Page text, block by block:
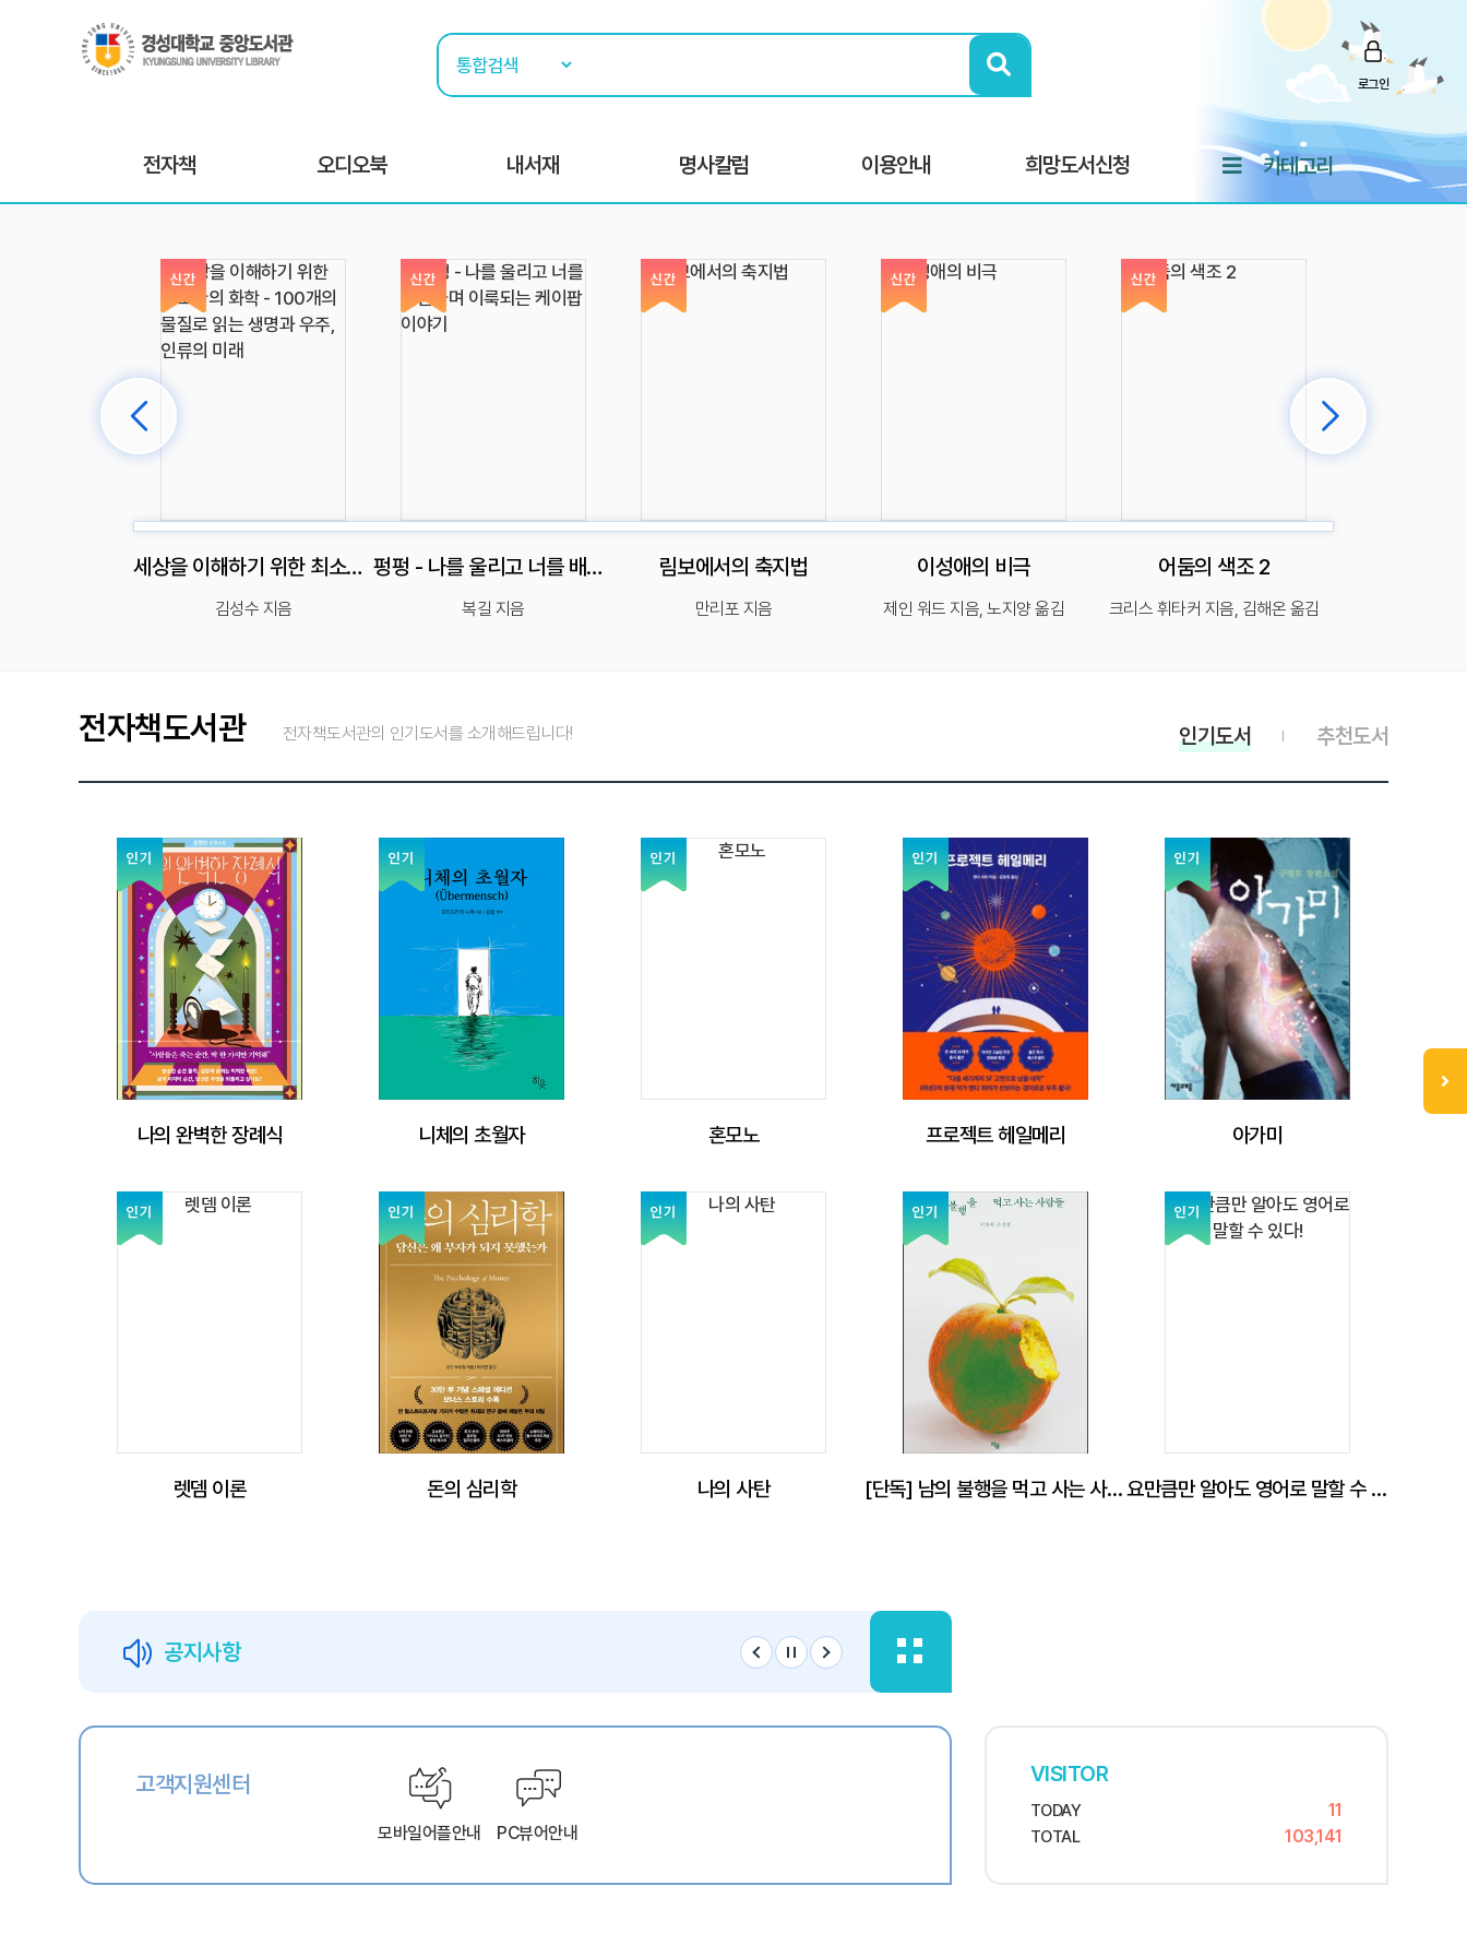
로그인
전자책 오디오북 내서재 명사칼럼 이용안내 희망도서신청 카테고리
세상을 이해하기 위한 최소한의 화학 - 100개의 물질로 읽는 생명과 우주, 인류의 미래
김성수 지음
펑펑 - 나를 울리고 너를 배반하며 이룩되는 케이팝 이야기
복길 지음
림보에서의 축지법
만리포 지음
이성애의 비극
제인 워드 지음, 노지양 옮김
어둠의 색조 2
크리스 휘타커 지음, 김해온 옮김
전자책도서관 전자책도서관의 인기도서를 소개해드립니다! 추천도서
인기도서
나의 완벽한 장례식 니체의 초월자 혼모노 프로젝트 헤일메리 아가미
렛뎀 이론 돈의 심리학 나의 사탄 [단독] 남의 불행을 먹고 사는 사람들 요만큼만 알아도 영어로 말할 수 있다!
공지사항
고객지원센터
모바일어플안내 PC뷰어안내
VISITOR
TODAY 11
TOTAL 103,141